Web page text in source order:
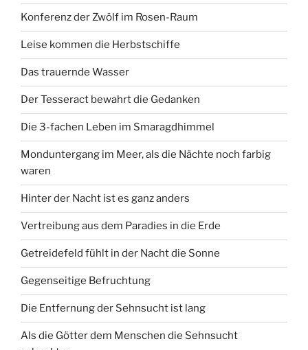
Konferenz der Zwölf im Rosen-Raum
Leise kommen die Herbstschiffe
Das trauernde Wasser
Der Tesseract bewahrt die Gedanken
Die 3-fachen Leben im Smaragdhimmel
Monduntergang im Meer, als die Nächte noch farbig
waren
Hinter der Nacht ist es ganz anders
Vertreibung aus dem Paradies in die Erde
Getreidefeld fühlt in der Nacht die Sonne
Gegenseitige Befruchtung
Die Entfernung der Sehnsucht ist lang
Als die Götter dem Menschen die Sehnsucht